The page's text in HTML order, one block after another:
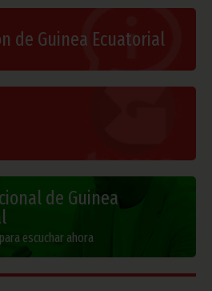
de Guinea Ecuatorial
de Guinea
escuchar ahora